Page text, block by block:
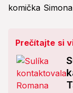
komička
Prečítajte si